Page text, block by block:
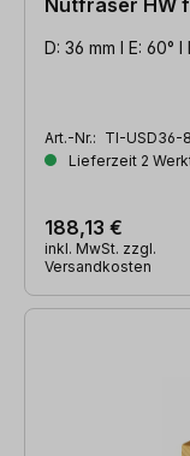
D: 36 mm l E: 60° l
Art.-Nr.: TI-USD36-8
Lieferzeit 2
188,13 €
inkl. MwSt. zzgl.
Versandkosten